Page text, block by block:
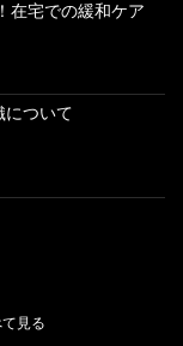
看護部長／緩和ケ
屋医療センター附
の在り方を模索す
職。
同年4月より非がん
学修を深める。
在宅での緩和ケア
について
見る